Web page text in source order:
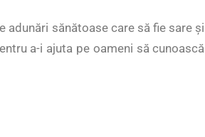
sănătoase care să fie sare și
a-i ajuta pe oameni să cunoască